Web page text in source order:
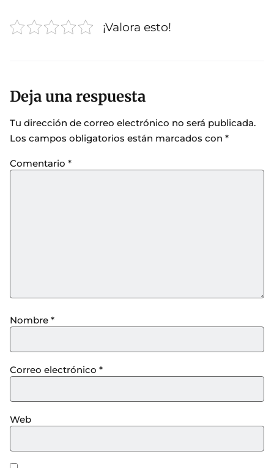
¡Valora esto!
Deja una respuesta
Tu dirección de correo electrónico no será publicada.
Los campos obligatorios están marcados con *
Comentario *
Nombre *
Correo electrónico *
Web